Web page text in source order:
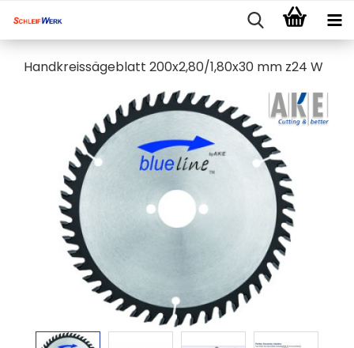
Handkreissägeblatt 200x2,80/1,80x30 mm z24 W